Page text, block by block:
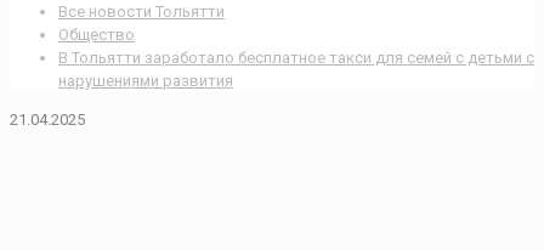
Все новости Тольятти
Общество
В Тольятти заработало бесплатное такси для семей с детьми с
нарушениями развития
21.04.2025